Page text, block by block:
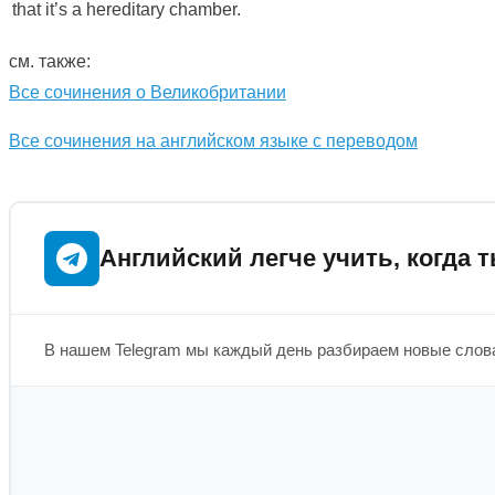
that it’s a hereditary chamber.
см. также:
Все сочинения о Великобритании
Все сочинения на английском языке с переводом
Английский легче учить, когда
В нашем Telegram мы каждый день разбираем новые